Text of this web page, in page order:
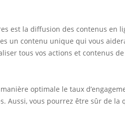
est la diffusion des contenus en
un contenu unique qui vous
tous vos actions et contenus
optimale le taux
Aussi, vous pourrez être sûr de